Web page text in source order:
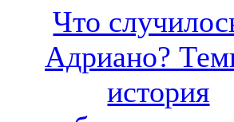
Что
Адриано?
история